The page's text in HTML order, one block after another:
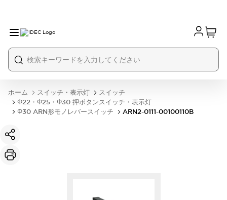
ホーム スイッチ・表示灯
スイッチ
Φ22・Φ25・Φ30 押ボタンスイッチ・表示灯
Φ30 ARN形モノレバースイッチ
ARN2-0111-00100110B